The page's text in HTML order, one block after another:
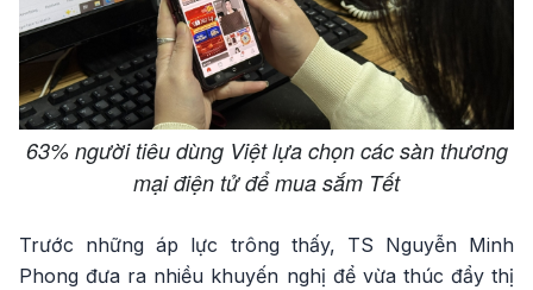
63% người tiêu dùng Việt lựa chọn các sàn thương
mại điện tử để mua sắm Tết
Trước những áp lực trông thấy, TS Nguyễn Minh
Phong đưa ra nhiều khuyến nghị để vừa thúc đẩy thị